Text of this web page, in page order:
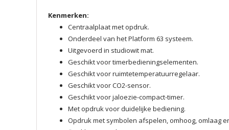
Kenmerken:
Centraalplaat met opdruk.
Onderdeel van het Platform 63 systeem.
Uitgevoerd in studiowit mat.
Geschikt voor timerbedieningselementen.
Geschikt voor ruimtetemperatuurregelaar.
Geschikt voor CO2-sensor.
Geschikt voor jaloezie-compact-timer.
Met opdruk voor duidelijke bediening.
Opdruk met symbolen afspelen, omhoog, omlaag